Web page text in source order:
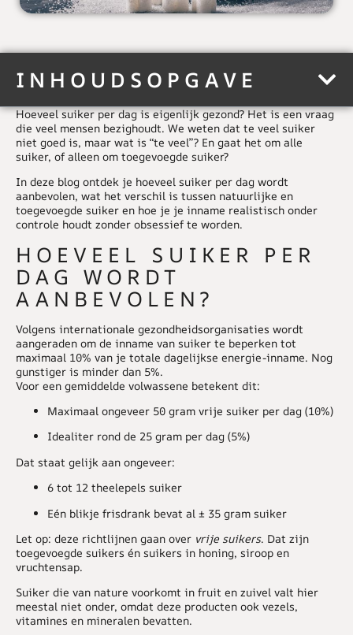
INHOUDSOPGAVE
Hoeveel suiker per dag is eigenlijk gezond? Het is een vraag
die veel mensen bezighoudt. We weten dat te veel suiker
niet goed is, maar wat is “te veel”? En gaat het om alle
suiker, of alleen om toegevoegde suiker?
In deze blog ontdek je hoeveel suiker per dag wordt
aanbevolen, wat het verschil is tussen natuurlijke en
toegevoegde suiker en hoe je je inname realistisch onder
controle houdt zonder obsessief te worden.
HOEVEEL SUIKER PER
DAG WORDT
AANBEVOLEN?
Volgens internationale gezondheidsorganisaties wordt
aangeraden om de inname van suiker te beperken tot
maximaal 10% van je totale dagelijkse energie-inname. Nog
gunstiger is minder dan 5%.
Voor een gemiddelde volwassene betekent dit:
Maximaal ongeveer 50 gram vrije suiker per dag (10%)
Idealiter rond de 25 gram per dag (5%)
Dat staat gelijk aan ongeveer:
6 tot 12 theelepels suiker
Eén blikje frisdrank bevat al ± 35 gram suiker
Let op: deze richtlijnen gaan over vrije suikers. Dat zijn
toegevoegde suikers én suikers in honing, siroop en
vruchtensap.
Suiker die van nature voorkomt in fruit en zuivel valt hier
meestal niet onder, omdat deze producten ook vezels,
vitamines en mineralen bevatten.